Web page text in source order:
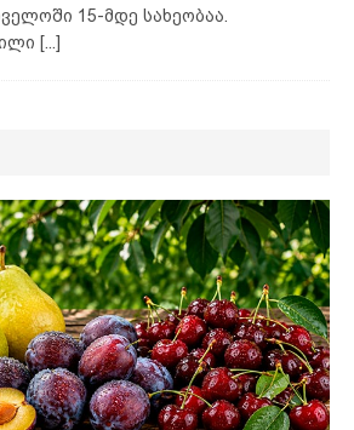
15-მდე სახეობაა.
[...]